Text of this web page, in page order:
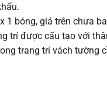
1 bóng, giá trên chưa
trí được cấu tạo với
trang trí vách tường